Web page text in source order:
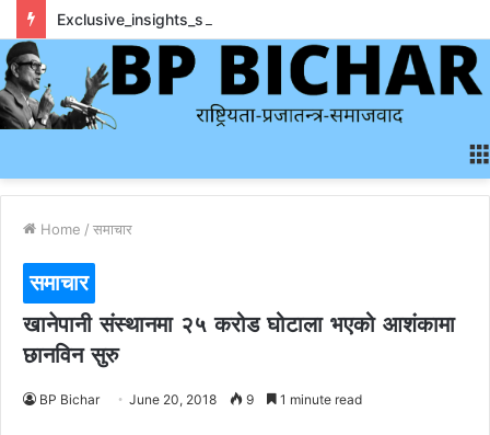
Home / समाचार
समाचार
खानेपानी संस्थानमा २५ करोड घोटाला भएको आशंकामा
छानविन सुरु
BP Bichar June 20, 2018 9 1 minute read